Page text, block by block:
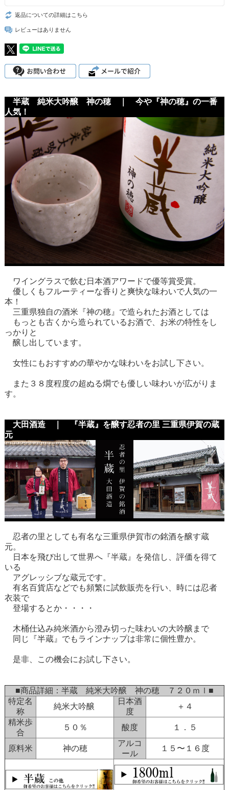
返品についての詳細はこちら
レビューはありません
半蔵 純米大吟醸 神の穂 ｜ 今や『神の穂』の一番
人気！
ワイングラスで飲む日本酒アワードで優等賞受賞。
優しくもフルーティーな香りと爽快な味わいで人気の一
本！
三重県独自の酒米『神の穂』で造られたお酒としては
もっとも古くから造られているお酒で、お米の特性をし
っかりと
醸し出しています。
女性にもおすすめの華やかな味わいをお試し下さい。
また３８度程度の超ぬる燗でも優しい味わいが広がりま
す。
大田酒造 ｜ 『半蔵』を醸す忍者の里 三重県伊賀の蔵
元
忍者の里としても有名な三重県伊賀市の銘酒を醸す蔵
元。
日本を飛び出して世界へ『半蔵』を発信し、評価を得て
いる
アグレッシブな蔵元です。
有名百貨店などでも頻繁に試飲販売を行い、時には忍者
衣装で
登場するとか・・・・
木桶仕込み純米酒から澄み切った味わいの大吟醸まで
同じ『半蔵』でもラインナップは非常に個性豊か。
是非、この機会にお試し下さい。
■商品詳細：半蔵 純米大吟醸 神の穂 ７２０ｍｌ■
特定名
称
純米大吟醸
日本酒
度
＋４
精米歩
合
５０％ 酸度 １．５
原料米 神の穂
アルコ
ール
１５〜１６度